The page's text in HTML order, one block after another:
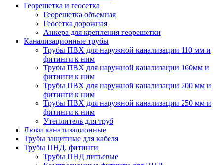
Георешетка и геосетка
Георешетка объемная
Геосетка дорожная
Анкера для крепления георешетки
Канализационные трубы
Трубы ПВХ для наружной канализации 110 мм и
фитинги к ним
Трубы ПВХ для наружной канализации 160мм и
фитинги к ним
Трубы ПВХ для наружной канализации 200 мм и
фитинги к ним
Трубы ПВХ для наружной канализации 250 мм и
фитинги к ним
Утеплитель для труб
Люки канализационные
Трубы защитные для кабеля
Трубы ПНД, фитинги
Трубы ПНД питьевые